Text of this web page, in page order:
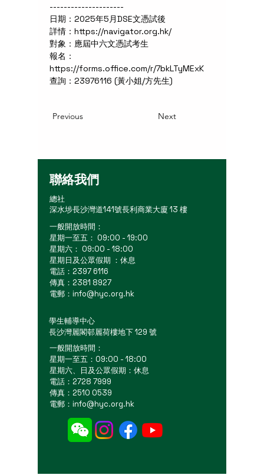
---------------------
日期：2025年5月DSE文憑試後
詳情：https://navigator.org.hk/
對象：應屆中六文憑試考生
報名：
https://forms.office.com/r/7bkLTyMExK
查詢：23976116 (黃小姐/方先生)
Previous Next
聯絡我們
總社
深水埗長沙灣道141號長利商業大廈 13 樓
一般開放時間：
星期一至五： 09:00 - 19:00
星期六： 09:00 - 18:00
星期日及公眾假期 ：休息
電話：2397 6116
傳真：2381 8927
電郵： info@hyc.org.hk
學生輔導中心
長沙灣麗閣邨麗荷樓地下 129 號
一般開放時間：
星期一至五：09:00 - 18:00
星期六、日及公眾假期：休息
電話：2728 7999
傳真：2510 0539
電郵： info@hyc.org.hk